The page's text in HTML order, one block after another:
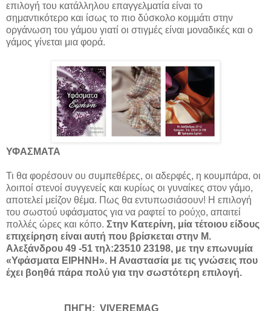
επιλογή του κατάλληλου επαγγελματία είναι το
σημαντικότερο και ίσως το πιο δύσκολο κομμάτι στην
οργάνωση του γάμου γιατί οι στιγμές είναι μοναδικές και ο
γάμος γίνεται μια φορά.
ΥΦΑΣΜΑΤΑ
Τι θα φορέσουν ου συμπεθέρες, οι αδερφές, η κουμπάρα, οι
λοιποί στενοί συγγενείς και κυρίως οι γυναίκες στον γάμο,
αποτελεί μείζον θέμα. Πως θα εντυπωσιάσουν! Η επιλογή
του σωστού υφάσματος για να ραφτεί το ρούχο, απαιτεί
πολλές ώρες και κόπο. Στην Κατερίνη, μία τέτοιου είδους
επιχείρηση είναι αυτή που βρίσκεται στην Μ.
Αλεξάνδρου 49 -51 τηλ:23510 23198, με την επωνυμία
«Υφάσματα ΕΙΡΗΝΗ». Η Αναστασία με τις γνώσεις που
έχει βοηθά πάρα πολύ για την σωστότερη επιλογή.
ΠΗΓΗ: VIVEREMAG